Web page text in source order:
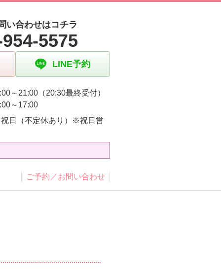
い合わせはコチラ
5575
LINE予約
～21:00（20:30最終受付）
～17:00
日（不定休あり）※祝日営
ご予約／お問い合わせ